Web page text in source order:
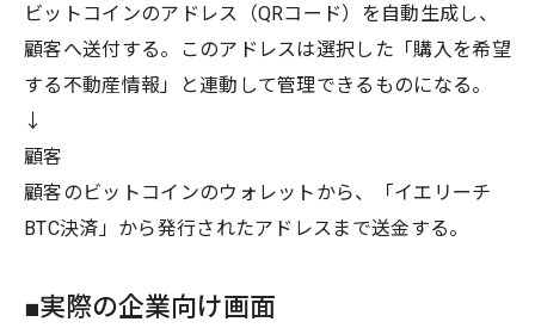
ビットコインのアドレス（QRコード）を自動生成し、
顧客へ送付する。このアドレスは選択した「購入を希望
する不動産情報」と連動して管理できるものになる。
↓
顧客
顧客のビットコインのウォレットから、「イエリーチ
BTC決済」から発行されたアドレスまで送金する。
■実際の企業向け画面